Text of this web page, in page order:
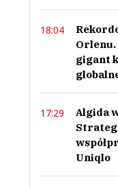
18:04
gigant
17:29
Algida
Uniqlo